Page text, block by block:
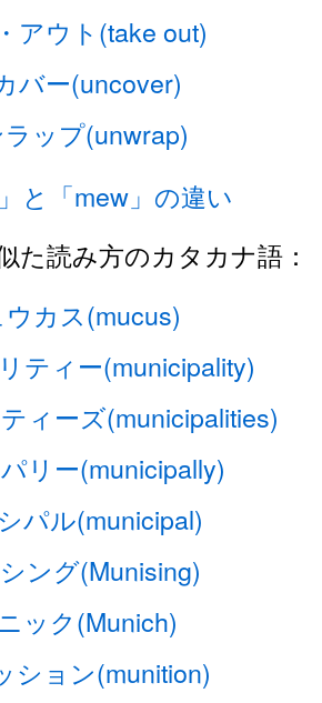
アウト(take out)
バー(uncover)
ップ(unwrap)
と「mew」の違い
た読み方のカタカナ語：
ウカス(mucus)
ティー(municipality)
ィーズ(municipalities)
リー(municipally)
パル(municipal)
ング(Munising)
ック(Munich)
ション(munition)